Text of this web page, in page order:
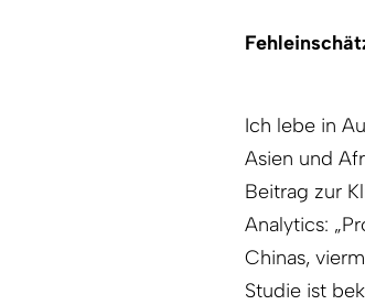
Ich lebe in
Asien und
Beitrag zur
Analytics:
Chinas,
Studie ist